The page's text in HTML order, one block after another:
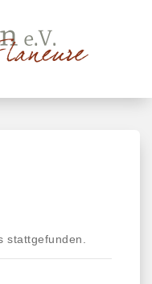
stattgefunden.